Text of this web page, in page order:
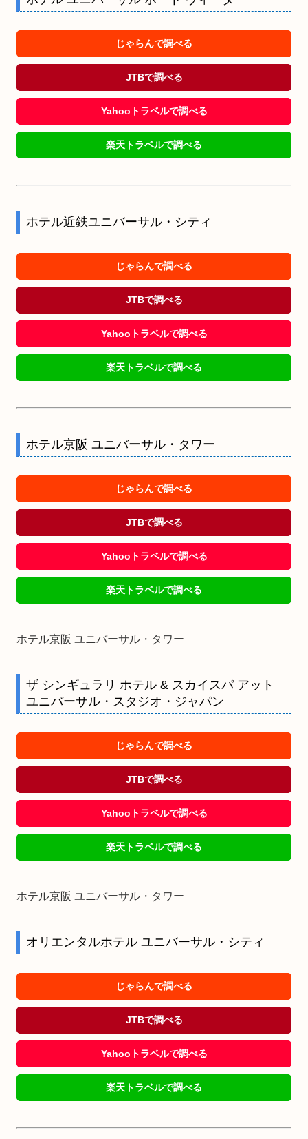
じゃらんで調べる
JTBで調べる
Yahooトラベルで調べる
楽天トラベルで調べる
ホテル近鉄ユニバーサル・シティ
じゃらんで調べる
JTBで調べる
Yahooトラベルで調べる
楽天トラベルで調べる
ホテル京阪 ユニバーサル・タワー
じゃらんで調べる
JTBで調べる
Yahooトラベルで調べる
楽天トラベルで調べる
ホテル京阪 ユニバーサル・タワー
ザ シンギュラリ ホテル & スカイスパ アット
ユニバーサル・スタジオ・ジャパン
じゃらんで調べる
JTBで調べる
Yahooトラベルで調べる
楽天トラベルで調べる
ホテル京阪 ユニバーサル・タワー
オリエンタルホテル ユニバーサル・シティ
じゃらんで調べる
JTBで調べる
Yahooトラベルで調べる
楽天トラベルで調べる